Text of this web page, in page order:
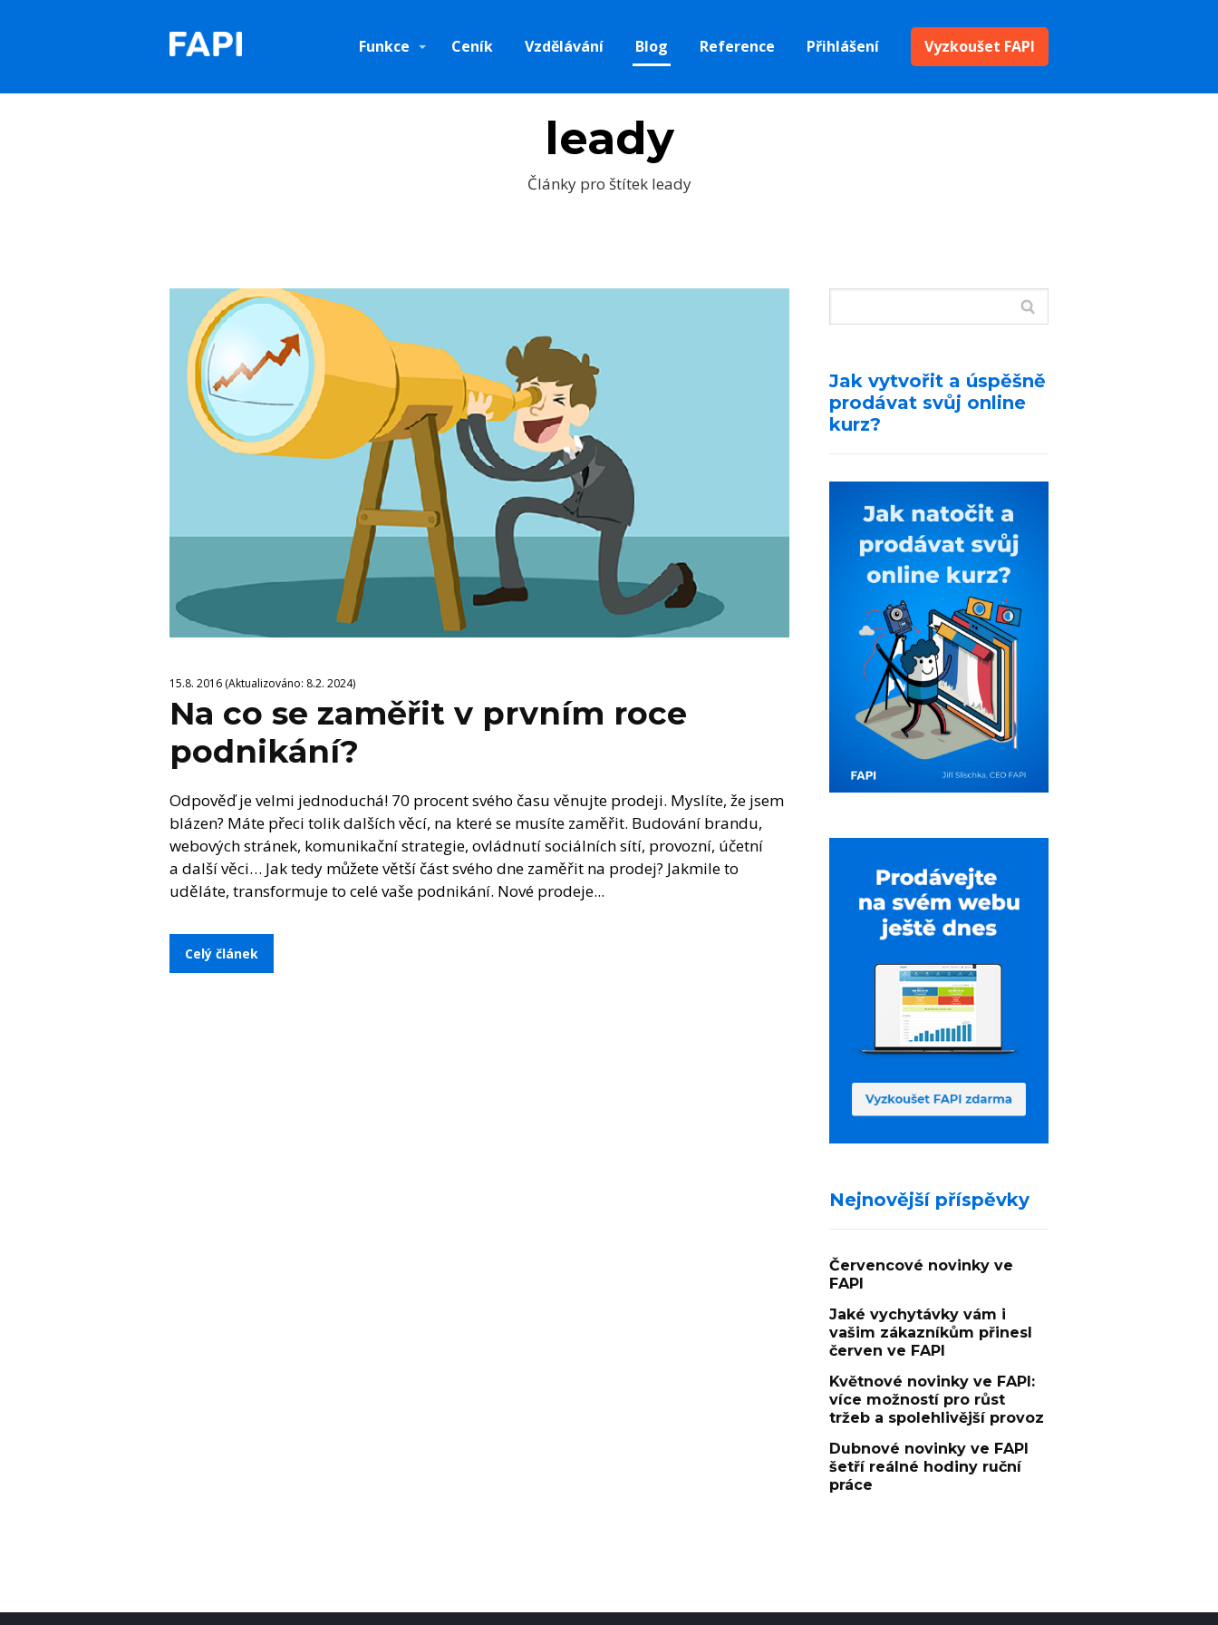
Funkce Ceník Vzdělávání Blog Reference Přihlášení Vyzkoušet FAPI
leady
Články pro štítek leady
15.8. 2016 (Aktualizováno: 8.2. 2024)
Na co se zaměřit v prvním roce
podnikání?
Odpověď je velmi jednoduchá! 70 procent svého času věnujte prodeji. Myslíte, že jsem
blázen? Máte přeci tolik dalších věcí, na které se musíte zaměřit. Budování brandu,
webových stránek, komunikační strategie, ovládnutí sociálních sítí, provozní, účetní
a další věci… Jak tedy můžete větší část svého dne zaměřit na prodej? Jakmile to
uděláte, transformuje to celé vaše podnikání. Nové prodeje...
Celý článek
Jak vytvořit a úspěšně
prodávat svůj online
kurz?
Nejnovější příspěvky
Červencové novinky ve
FAPI
Jaké vychytávky vám i
vašim zákazníkům přinesl
červen ve FAPI
Květnové novinky ve FAPI:
více možností pro růst
tržeb a spolehlivější provoz
Dubnové novinky ve FAPI
šetří reálné hodiny ruční
práce